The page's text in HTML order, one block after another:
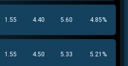
1.55 4.40 5.60 4.85%
1.55 4.50 5.33 5.21%